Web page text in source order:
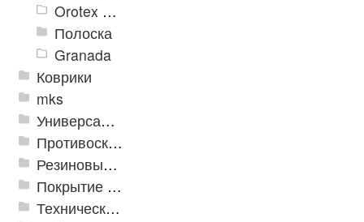
Orotex GIN
Полоска
Granada
Коврики
mks
Универсальные модульные покрытия
Противоскользящая защита для лестниц, профили, ленты
Резиновые и ПВХ дорожки
Покрытие из резиновой крошки
Техническая резина